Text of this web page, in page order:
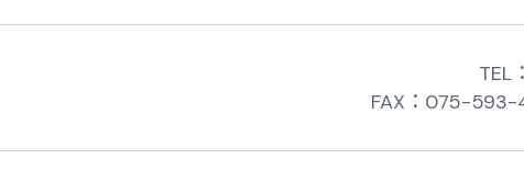
TEL
FAX：075-593-